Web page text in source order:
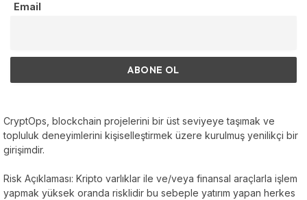
Email
CryptOps, blockchain projelerini bir üst seviyeye taşımak ve
topluluk deneyimlerini kişiselleştirmek üzere kurulmuş yenilikçi bir
girişimdir.
Risk Açıklaması: Kripto varlıklar ile ve/veya finansal araçlarla işlem
yapmak yüksek oranda risklidir bu sebeple yatırım yapan herkes